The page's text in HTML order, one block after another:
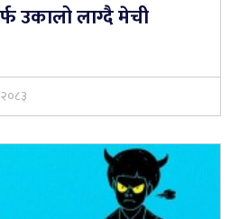
उकालो लाग्दै मेची